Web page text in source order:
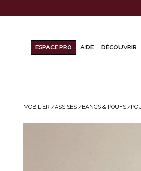
ESPACE PRO AIDE DÉCOUVRIR
MOBILIER /ASSISES /BANCS & POUFS /